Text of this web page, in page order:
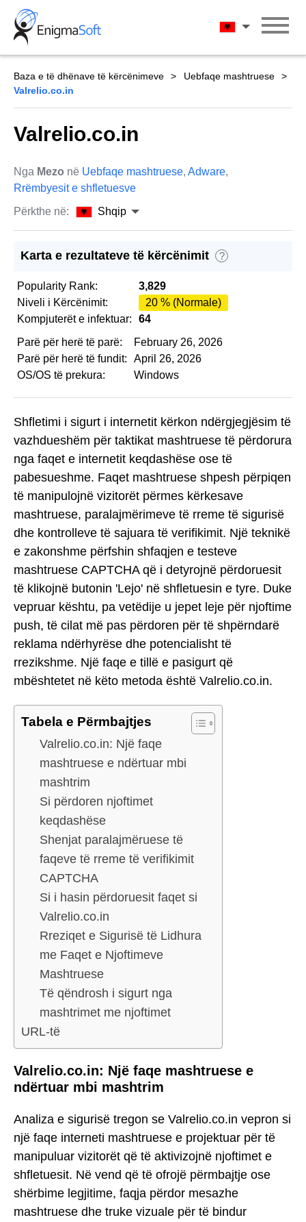
Skip
content
Shqip
Baza e të dhënave të kërcënimeve
Uebfaqe mashtruese
Valrelio.co.in
Valrelio.co.in
Nga Mezo në Uebfaqe mashtruese, Adware,
Rrëmbyesit e shfletuesve
Përkthe në:
Shqip
Karta e rezultateve të kërcënimit ?
Popularity Rank:
3,829
Niveli i Kërcënimit:
20 % (Normale)
Kompjuterët e infektuar:
64
Parë për herë të parë:
February 26, 2026
Parë për herë të fundit:
April 26, 2026
OS/OS të prekura:
Windows
Shfletimi i sigurt i internetit kërkon ndërgjegjësim të
vazhdueshëm për taktikat mashtruese të përdorura
nga faqet e internetit keqdashëse ose të
pabesueshme. Faqet mashtruese shpesh përpiqen
të manipulojnë vizitorët përmes kërkesave
mashtruese, paralajmërimeve të rreme të sigurisë
dhe kontrolleve të sajuara të verifikimit. Një teknikë
e zakonshme përfshin shfaqjen e testeve
mashtruese CAPTCHA që i detyrojnë përdoruesit
të klikojnë butonin 'Lejo' në shfletuesin e tyre. Duke
vepruar kështu, pa vetëdije u jepet leje për njoftime
push, të cilat më pas përdoren për të shpërndarë
reklama ndërhyrëse dhe potencialisht të
rrezikshme. Një faqe e tillë e pasigurt që
mbështetet në këto metoda është Valrelio.co.in.
Tabela e Përmbajtjes
Valrelio.co.in: Një faqe
mashtruese e ndërtuar mbi
mashtrim
Si përdoren njoftimet
keqdashëse
Shenjat paralajmëruese të
faqeve të rreme të verifikimit
CAPTCHA
Si i hasin përdoruesit faqet si
Valrelio.co.in
Rreziqet e Sigurisë të Lidhura
me Faqet e Njoftimeve
Mashtruese
Të qëndrosh i sigurt nga
mashtrimet me njoftimet
URL-të
Valrelio.co.in: Një faqe mashtruese e
ndërtuar mbi mashtrim
Analiza e sigurisë tregon se Valrelio.co.in vepron si
një faqe interneti mashtruese e projektuar për të
manipuluar vizitorët që të aktivizojnë njoftimet e
shfletuesit. Në vend që të ofrojë përmbajtje ose
shërbime legjitime, faqja përdor mesazhe
mashtruese dhe truke vizuale për të bindur